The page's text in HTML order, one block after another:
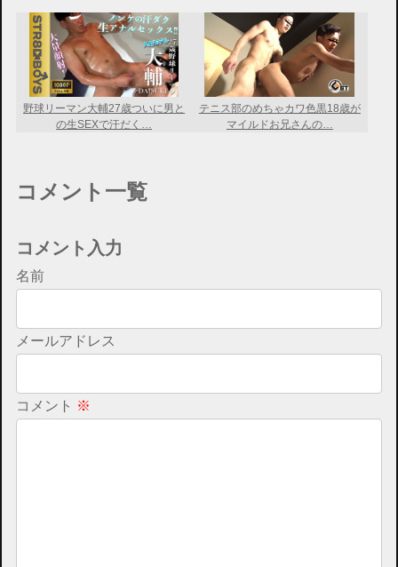
野球リーマン大輔27歳ついに男と
の生SEXで汗だく…
テニス部のめちゃカワ色黒18歳が
マイルドお兄さんの…
コメント一覧
コメント入力
名前
メールアドレス
コメント ※